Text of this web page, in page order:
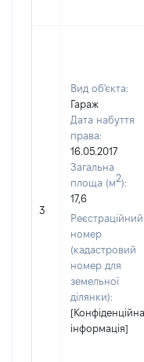
3
Вид об'єкта:
Гараж
Дата набуття
права:
16.05.2017
Загальна
площа (м2):
17,6
Реєстраційний
номер
(кадастровий
номер для
земельної
ділянки):
[Конфіденційна
інформація]